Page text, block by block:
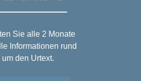
Sie alle 2 Monate
Informationen rund
um den Urtext.